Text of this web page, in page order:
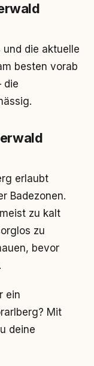
die aktuelle
besten vorab
die
erlaubt
Badezonen.
zu kalt
zu
bevor
ein
Mit
deine